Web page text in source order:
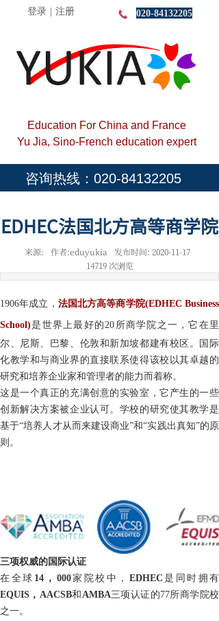
登录 注册 020-84132205
Education For China and France
Yu Jia, Sino-French education expert
咨询热线：020-84132205
EDHEC法国北方高等商学院
来源: 作者:eduyukia 发布时间: 2020-11-17
14719 次浏览
1906年成立， 法国北方高等商学院(EDHEC Business
School)是世界上最好的20 所商学院之一 ，它在里
尔、 尼斯、 巴黎 、 伦敦和新加坡都建有校区。国际
化教学和与商业界的直接联系使得该校 以其卓越的
研究和培养企业家和管理者的能力而着称。
这是一个真正的 充满创意的 实验室，它产生的一些
创新解决方案被企业认可。 学校 的研究使其教学是
基于“培养人才从而来建设商业”和“实践出真知”的原
则。
三项权威的国际认证
在全球 14， 000家 院校 中， EDHEC 是 同时 拥有
EQUIS ， AACSB和 AMBA三项认证 的77所商学院校
之一。